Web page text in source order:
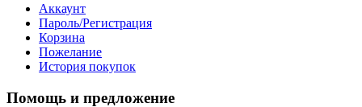
Аккаунт
Пароль/Регистрация
Корзина
Пожелание
История покупок
Помощь и предложение